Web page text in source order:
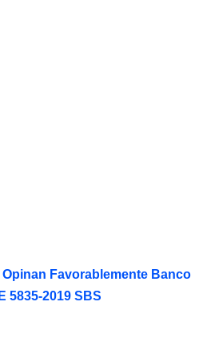
Opinan Favorablemente Banco
5835-2019 SBS